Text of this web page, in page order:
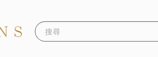
搜尋